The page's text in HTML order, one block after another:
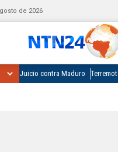
de 2026
Juicio contra Maduro